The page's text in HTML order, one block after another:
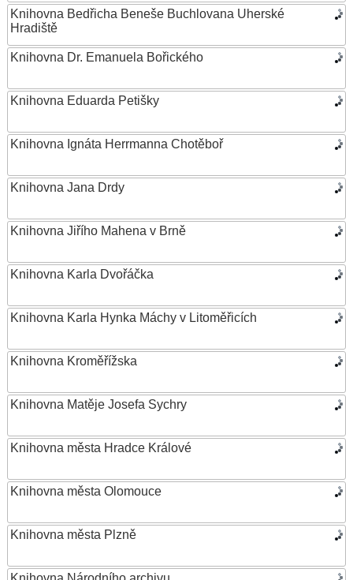
Knihovna Bedřicha Beneše Buchlovana Uherské
Hradiště
Knihovna Dr. Emanuela Bořického
Knihovna Eduarda Petišky
Knihovna Ignáta Herrmanna Chotěboř
Knihovna Jana Drdy
Knihovna Jiřího Mahena v Brně
Knihovna Karla Dvořáčka
Knihovna Karla Hynka Máchy v Litoměřicích
Knihovna Kroměřížska
Knihovna Matěje Josefa Sychry
Knihovna města Hradce Králové
Knihovna města Olomouce
Knihovna města Plzně